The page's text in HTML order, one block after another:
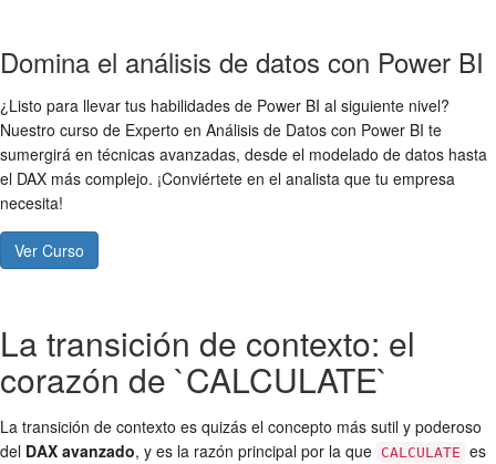
Domina el análisis de datos con Power BI
¿Listo para llevar tus habilidades de Power BI al siguiente nivel?
Nuestro curso de Experto en Análisis de Datos con Power BI te
sumergirá en técnicas avanzadas, desde el modelado de datos hasta
el DAX más complejo. ¡Conviértete en el analista que tu empresa
necesita!
Ver Curso
La transición de contexto: el
corazón de `CALCULATE`
La transición de contexto es quizás el concepto más sutil y poderoso
del DAX avanzado, y es la razón principal por la que CALCULATE es